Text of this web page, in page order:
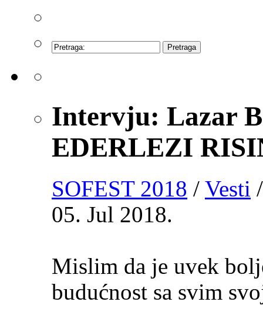
Intervju: Lazar
EDERLEZI
SOFEST 2018 / Vesti
05. Jul 2018.
Mislim da je uvek
budućnost sa svim